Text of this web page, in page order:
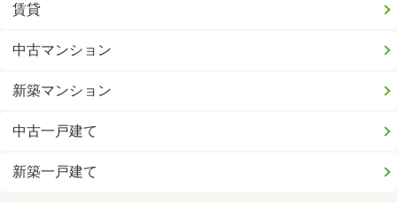
賃貸
中古マンション
新築マンション
中古一戸建て
新築一戸建て